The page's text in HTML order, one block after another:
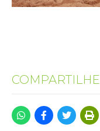
COMPARTILHE